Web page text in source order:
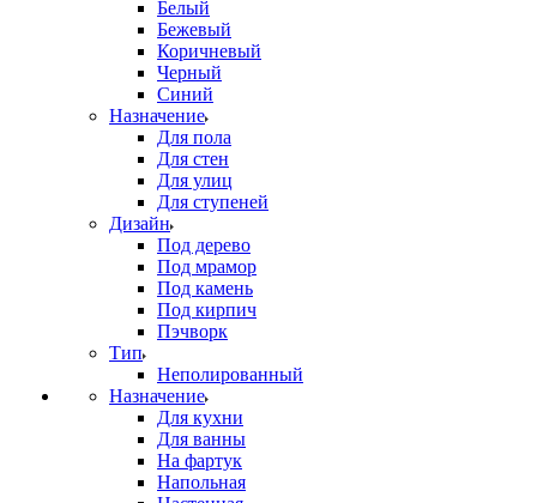
Белый
Бежевый
Коричневый
Черный
Синий
Назначение
Для пола
Для стен
Для улиц
Для ступеней
Дизайн
Под дерево
Под мрамор
Под камень
Под кирпич
Пэчворк
Тип
Неполированный
Назначение
Для кухни
Для ванны
На фартук
Напольная